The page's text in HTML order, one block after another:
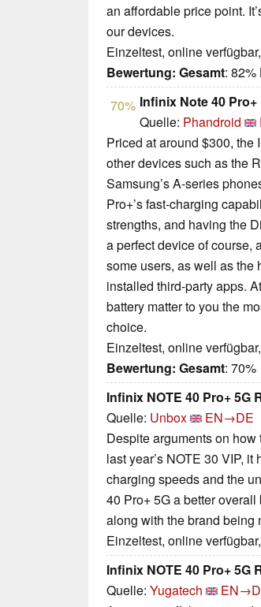
an affordable price point.
our devices.
Einzeltest, online
Bewertung: Gesamt:
70% Infinix Note 40
Quelle: Phandroid
Priced at around $300, the
other devices such as the
Samsung’s A-series
Pro+’s fast-charging
strengths, and having the
a perfect device of course,
some users, as well as
installed third-party apps.
battery matter to you the
choice.
Einzeltest, online
Bewertung: Gesamt: 70%
Infinix NOTE 40 Pro+ 5G
Quelle: Unbox
EN→DE
Despite arguments on
last year’s NOTE 30 VIP,
charging speeds and the
40 Pro+ 5G a better
along with the brand being
Einzeltest, online
Infinix NOTE 40 Pro+ 5G
Quelle: Yugatech